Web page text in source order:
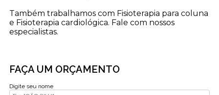
Também trabalhamos com Fisioterapia para coluna
e Fisioterapia cardiológica. Fale com nossos
especialistas.
FAÇA UM ORÇAMENTO
Digite seu nome